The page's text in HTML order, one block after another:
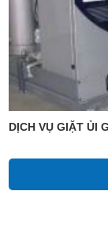
DỊCH VỤ GIẶT ỦI